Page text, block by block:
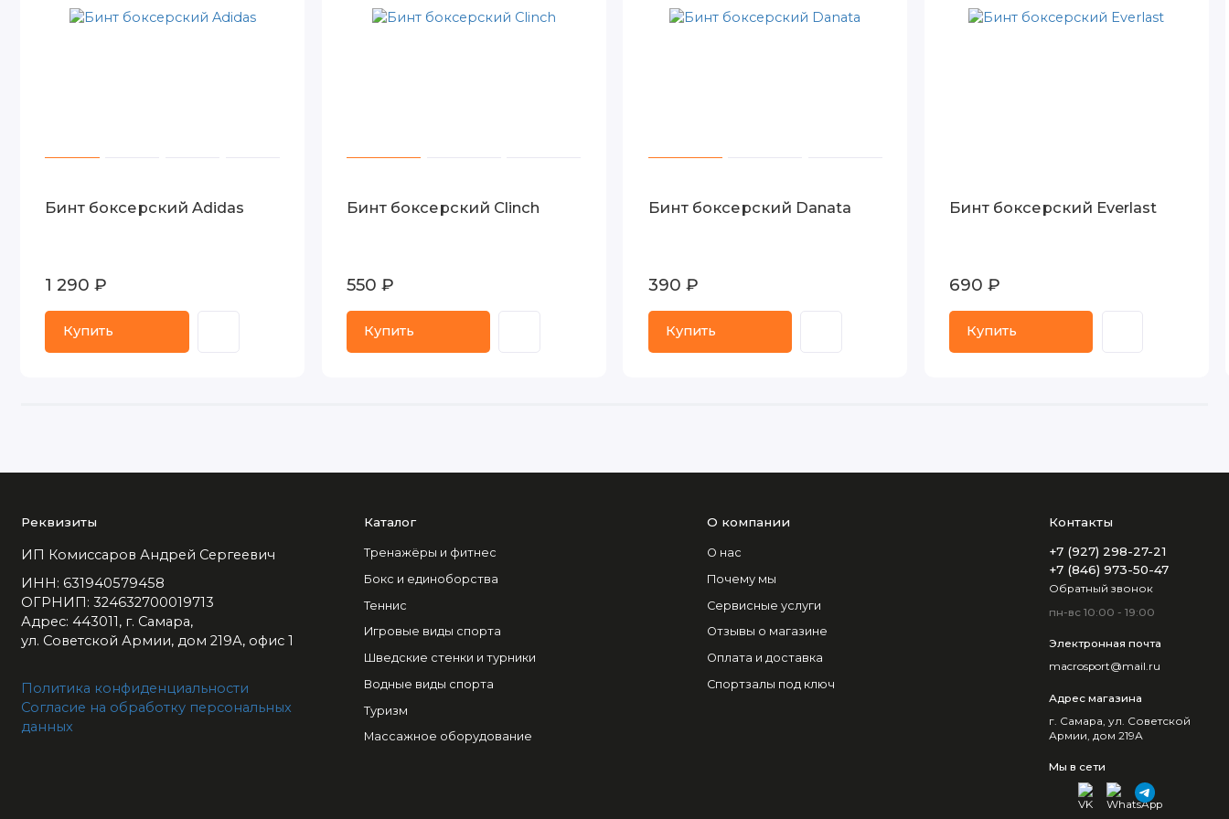
Бинт боксерский Adidas
1 290 ₽
Купить
Бинт боксерский Clinch
550 ₽
Купить
Бинт боксерский Danata
390 ₽
Купить
Бинт боксерский Everlast
690 ₽
Купить
Реквизиты
ИП Комиссаров Андрей Сергеевич
ИНН: 631940579458
ОГРНИП: 324632700019713
Адрес: 443011, г. Самара,
ул. Советской Армии, дом 219А, офис 1
Политика конфиденциальности
Согласие на обработку персональных
данных
Каталог
Тренажёры и фитнес
Бокс и единоборства
Теннис
Игровые виды спорта
Шведские стенки и турники
Водные виды спорта
Туризм
Массажное оборудование
О компании
О нас
Почему мы
Сервисные услуги
Отзывы о магазине
Оплата и доставка
Спортзалы под ключ
Контакты
+7 (927) 298-27-21
+7 (846) 973-50-47
Обратный звонок
пн-вс 10:00 - 19:00
Электронная почта
macrosport@mail.ru
Адрес магазина
г. Самара, ул. Советской
Армии, дом 219А
Мы в сети